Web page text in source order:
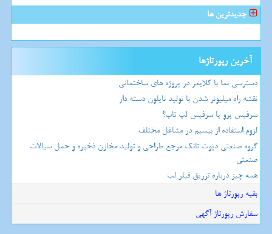
جدیدترین ها
آخرین رپورتاژها
دسترسی نما با کلایمر در پروژه های ساختمانی
نقشه راه میلیونر شدن با تولید نایلون دسته دار
سرفیس پرو یا سرفیس لپ تاپ؟
لزوم استفاده از بیسیم در مشاغل مختلف
گروه صنعتی دپوت تانک مرجع طراحی و تولید مخازن ذخیره و حمل سیالات
صنعتی
همه چیز درباره تزریق فیلر لب
بقیه رپورتاژ ها
سفارش رپورتاژ آگهی